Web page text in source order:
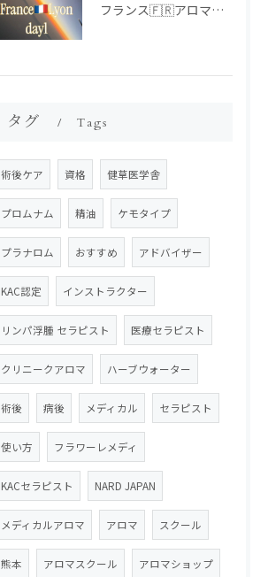
フランス🇫🇷アロマ研修ツアー𝗱𝗮𝘆𝟭
タグ Tags
術後ケア 資格 健草医学舎
プロムナム 精油 ケモタイプ
プラナロム おすすめ アドバイザー
KAC認定 インストラクター
リンパ浮腫 セラピスト 医療セラピスト
クリニークアロマ ハーブウォーター
術後 病後 メディカル セラピスト
使い方 フラワーレメディ
KACセラピスト NARD JAPAN
メディカルアロマ アロマ スクール
熊本 アロマスクール アロマショップ